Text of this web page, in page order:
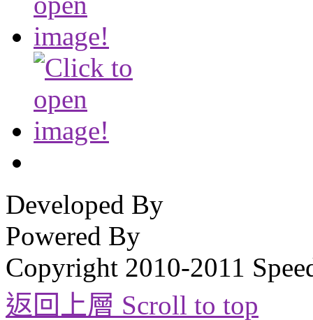
Developed By
Powered By
Copyright 2010-2011
返回上層 Scroll to top